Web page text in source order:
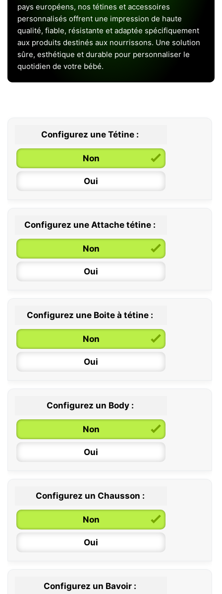
pays européens, nos tétines et accessoires
personnalisés offrent une impression de haute
qualité, fiable, résistante et adaptée spécifiquement
aux produits destinés aux nourrissons. Une solution
sûre, esthétique et durable pour personnaliser le
quotidien de votre bébé.
Configurez une Tétine :
Non
Oui
0 / 6 mois
6 / 36 mois
Configurez une Attache tétine :
Non
Oui
Configurez une Boite à tétine :
Non
Oui
Configurez un Body :
Non
Oui
0 / 6 mois
6 / 12 mois
12 / 18 mois
Configurez un Chausson :
Non
Oui
Configurez un Bavoir :